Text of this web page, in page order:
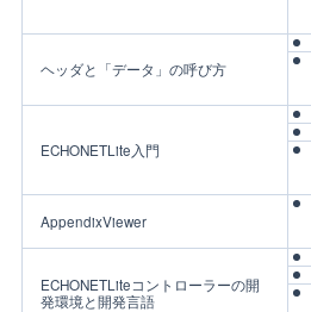
ヘッダと「データ」の呼び方
ECHONETLite入門
AppendixViewer
ECHONETLiteコントローラーの開
発環境と開発言語